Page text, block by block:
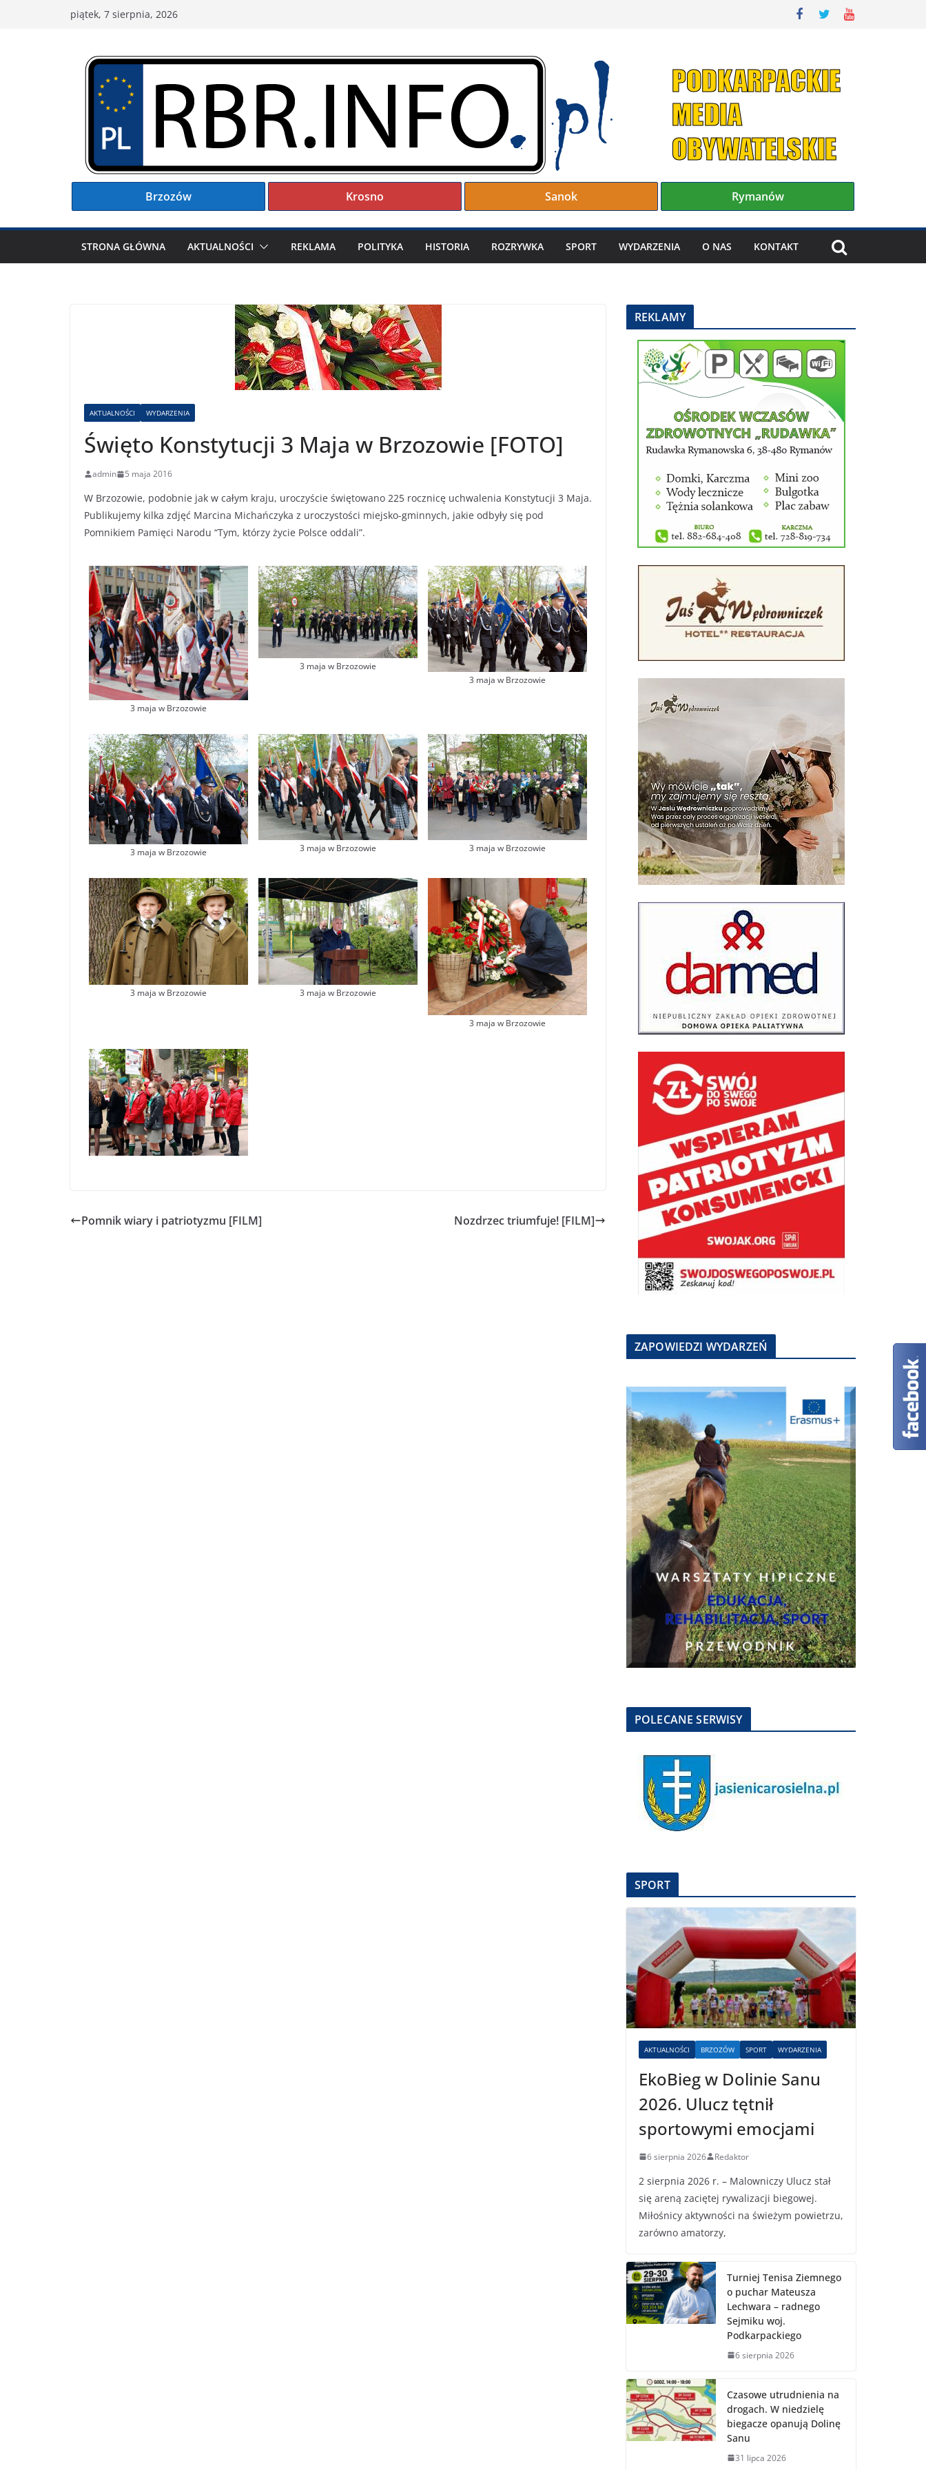
piątek, 7 sierpnia, 2026
Brzozów Krosno Sanok Rymanów
STRONA GŁÓWNA AKTUALNOŚCI REKLAMA POLITYKA HISTORIA ROZRYWKA SPORT WYDARZENIA O NAS KONTAKT
AKTUALNOŚCI WYDARZENIA
Święto Konstytucji 3 Maja w Brzozowie [FOTO]
admin 5 maja 2016
W Brzozowie, podobnie jak w całym kraju, uroczyście świętowano 225 rocznicę uchwalenia Konstytucji 3 Maja.
Publikujemy kilka zdjęć Marcina Michańczyka z uroczystości miejsko-gminnych, jakie odbyły się pod
Pomnikiem Pamięci Narodu “Tym, którzy życie Polsce oddali”.
3 maja w Brzozowie
3 maja w Brzozowie
3 maja w Brzozowie
3 maja w Brzozowie 3 maja w Brzozowie 3 maja w Brzozowie
3 maja w Brzozowie 3 maja w Brzozowie
3 maja w Brzozowie
Pomnik wiary i patriotyzmu [FILM] Nozdrzec triumfuje! [FILM]
REKLAMY
ZAPOWIEDZI WYDARZEŃ
POLECANE SERWISY
SPORT
AKTUALNOŚCI BRZOZÓW SPORT WYDARZENIA
EkoBieg w Dolinie Sanu
2026. Ulucz tętnił
sportowymi emocjami
6 sierpnia 2026 Redaktor
2 sierpnia 2026 r. – Malowniczy Ulucz stał
się areną zaciętej rywalizacji biegowej.
Miłośnicy aktywności na świeżym powietrzu,
zarówno amatorzy,
Turniej Tenisa Ziemnego
o puchar Mateusza
Lechwara – radnego
Sejmiku woj.
Podkarpackiego
6 sierpnia 2026
Czasowe utrudnienia na
drogach. W niedzielę
biegacze opanują Dolinę
Sanu
31 lipca 2026